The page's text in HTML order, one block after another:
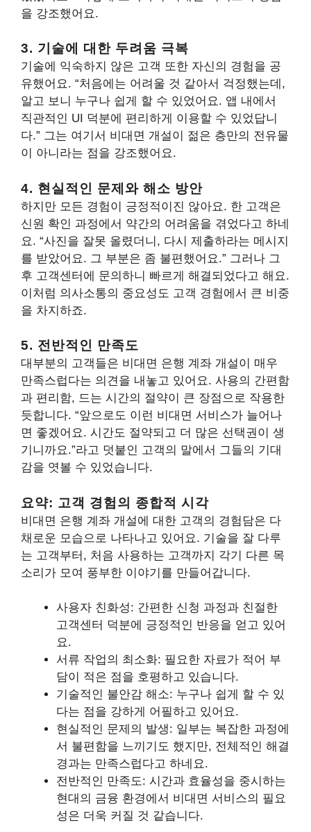
을 강조했어요.
3. 기술에 대한 두려움 극복
기술에 익숙하지 않은 고객 또한 자신의 경험을 공
유했어요. “처음에는 어려울 것 같아서 걱정했는데,
알고 보니 누구나 쉽게 할 수 있었어요. 앱 내에서
직관적인 UI 덕분에 편리하게 이용할 수 있었답니
다.” 그는 여기서 비대면 개설이 젊은 층만의 전유물
이 아니라는 점을 강조했어요.
4. 현실적인 문제와 해소 방안
하지만 모든 경험이 긍정적이진 않아요. 한 고객은
신원 확인 과정에서 약간의 어려움을 겪었다고 하네
요. “사진을 잘못 올렸더니, 다시 제출하라는 메시지
를 받았어요. 그 부분은 좀 불편했어요.” 그러나 그
후 고객센터에 문의하니 빠르게 해결되었다고 해요.
이처럼 의사소통의 중요성도 고객 경험에서 큰 비중
을 차지하죠.
5. 전반적인 만족도
대부분의 고객들은 비대면 은행 계좌 개설이 매우
만족스럽다는 의견을 내놓고 있어요. 사용의 간편함
과 편리함, 드는 시간의 절약이 큰 장점으로 작용한
듯합니다. “앞으로도 이런 비대면 서비스가 늘어나
면 좋겠어요. 시간도 절약되고 더 많은 선택권이 생
기니까요.”라고 덧붙인 고객의 말에서 그들의 기대
감을 엿볼 수 있었습니다.
요약: 고객 경험의 종합적 시각
비대면 은행 계좌 개설에 대한 고객의 경험담은 다
채로운 모습으로 나타나고 있어요. 기술을 잘 다루
는 고객부터, 처음 사용하는 고객까지 각기 다른 목
소리가 모여 풍부한 이야기를 만들어갑니다.
사용자 친화성: 간편한 신청 과정과 친절한
고객센터 덕분에 긍정적인 반응을 얻고 있어
요.
서류 작업의 최소화: 필요한 자료가 적어 부
담이 적은 점을 호평하고 있습니다.
기술적인 불안감 해소: 누구나 쉽게 할 수 있
다는 점을 강하게 어필하고 있어요.
현실적인 문제의 발생: 일부는 복잡한 과정에
서 불편함을 느끼기도 했지만, 전체적인 해결
경과는 만족스럽다고 하네요.
전반적인 만족도: 시간과 효율성을 중시하는
현대의 금융 환경에서 비대면 서비스의 필요
성은 더욱 커질 것 같습니다.